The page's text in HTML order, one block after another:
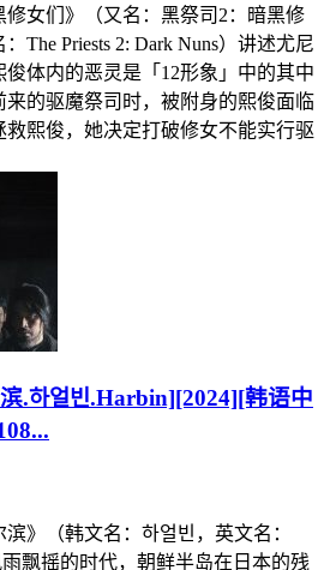
修女们》（又名：黑祭司2：暗黑修
The Priests 2: Dark Nuns）讲述尤尼
体内的恶灵是「12形象」中的其中
的驱魔祭司时，被附身的熙俊面临
熙俊，她决定打破修女不能实行驱
.하얼빈.Harbin][2024][韩语中
》（韩文名：하얼빈，英文名：
飘摇的时代，朝鲜半岛在日本的残